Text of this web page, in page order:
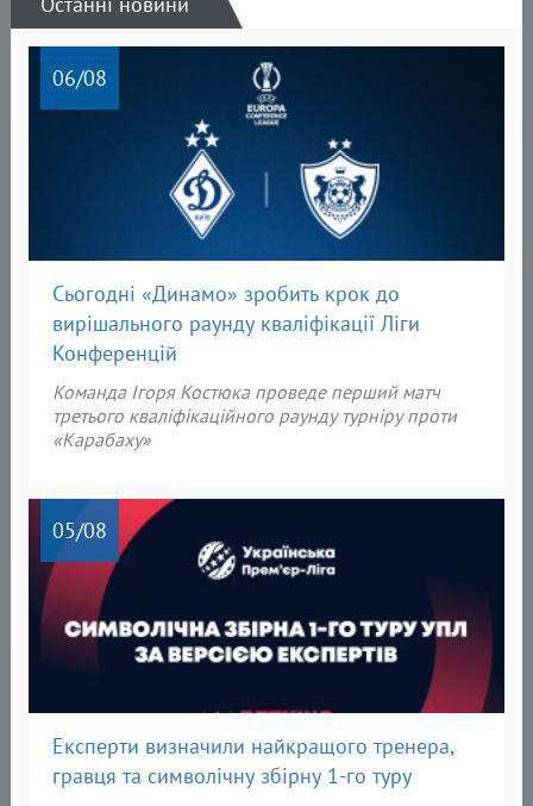
06/08
Сьогодні «Динамо» зробить крок до
вирішального раунду кваліфікації Ліги
Конференцій
Команда Ігоря Костюка проведе перший матч
третього кваліфікаційного раунду турніру проти
«Карабаху»
05/08
Експерти визначили найкращого тренера,
гравця та символічну збірну 1-го туру